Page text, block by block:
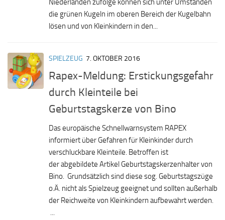
Niederlanden zufolge können sich unter Umständen
die grünen Kugeln im oberen Bereich der Kugelbahn
lösen und von Kleinkindern in den...
SPIELZEUG 7. OKTOBER 2016
Rapex-Meldung: Erstickungsgefahr
durch Kleinteile bei
Geburtstagskerze von Bino
Das europäische Schnellwarnsystem RAPEX
informiert über Gefahren für Kleinkinder durch
verschluckbare Kleinteile. Betroffen ist
der abgebildete Artikel Geburtstagskerzenhalter von
Bino. Grundsätzlich sind diese sog. Geburtstagszüge
o.Ä. nicht als Spielzeug geeignet und sollten außerhalb
der Reichweite von Kleinkindern aufbewahrt werden.